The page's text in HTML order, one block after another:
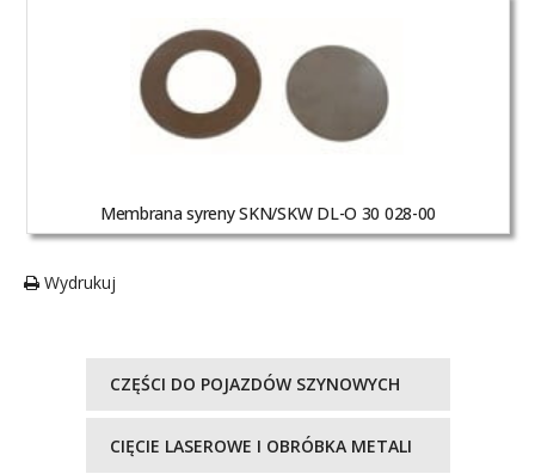
Membrana syreny SKN/SKW DL-O 30 028-00
Wydrukuj
CZĘŚCI DO POJAZDÓW SZYNOWYCH
CIĘCIE LASEROWE I OBRÓBKA METALI